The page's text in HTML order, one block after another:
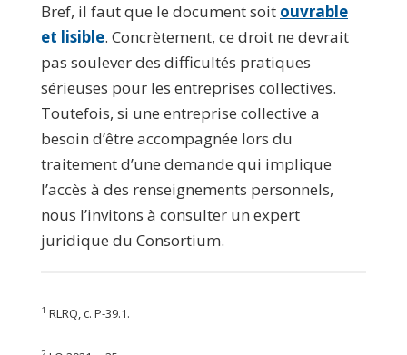
Bref, il faut que le document soit ouvrable
et lisible. Concrètement, ce droit ne devrait
pas soulever des difficultés pratiques
sérieuses pour les entreprises collectives.
Toutefois, si une entreprise collective a
besoin d’être accompagnée lors du
traitement d’une demande qui implique
l’accès à des renseignements personnels,
nous l’invitons à consulter un expert
juridique du Consortium.
1 RLRQ, c. P-39.1.